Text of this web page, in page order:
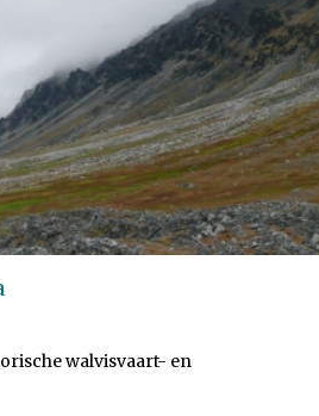
walvisvaart- en